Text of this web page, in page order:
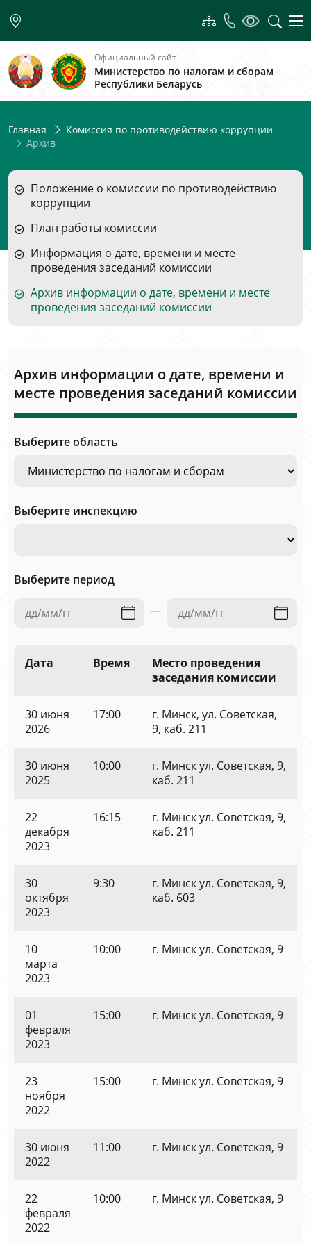
Официальный сайт
Министерство по налогам и сборам
Республики Беларусь
Главная
Комиссия по противодействию коррупции
Архив
Положение о комиссии по противодействию
коррупции
План работы комиссии
Информация о дате, времени и месте
проведения заседаний комиссии
Архив информации о дате, времени и месте
проведения заседаний комиссии
Архив информации о дате, времени и
месте проведения заседаний комиссии
Выберите область
Выберите инспекцию
Выберите период
—
Дата Время
Место проведения
заседания комиссии
30 июня
2026
17:00
г. Минск, ул. Советская,
9, каб. 211
30 июня
2025
10:00
г. Минск ул. Советская, 9,
каб. 211
22
декабря
2023
16:15
г. Минск ул. Советская, 9,
каб. 211
30
октября
2023
9:30
г. Минск ул. Советская, 9,
каб. 603
10
марта
2023
10:00 г. Минск ул. Советская, 9
01
февраля
2023
15:00 г. Минск ул. Советская, 9
23
ноября
2022
15:00 г. Минск ул. Советская, 9
30 июня
2022
11:00 г. Минск ул. Советская, 9
22
февраля
2022
10:00 г. Минск ул. Советская, 9